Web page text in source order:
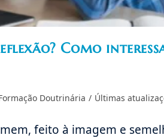
Como
Doutrinária / Últimas
feito à imagem e